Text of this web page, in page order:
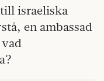
israeliska
en ambassad